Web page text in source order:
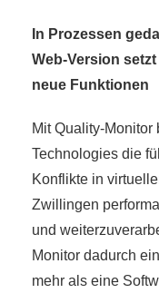
In Prozessen
Web-Version
neue Funktionen
Mit Quality-Monitor
Technologies die
Konflikte in
Zwillingen
und
Monitor dadurch
mehr als eine